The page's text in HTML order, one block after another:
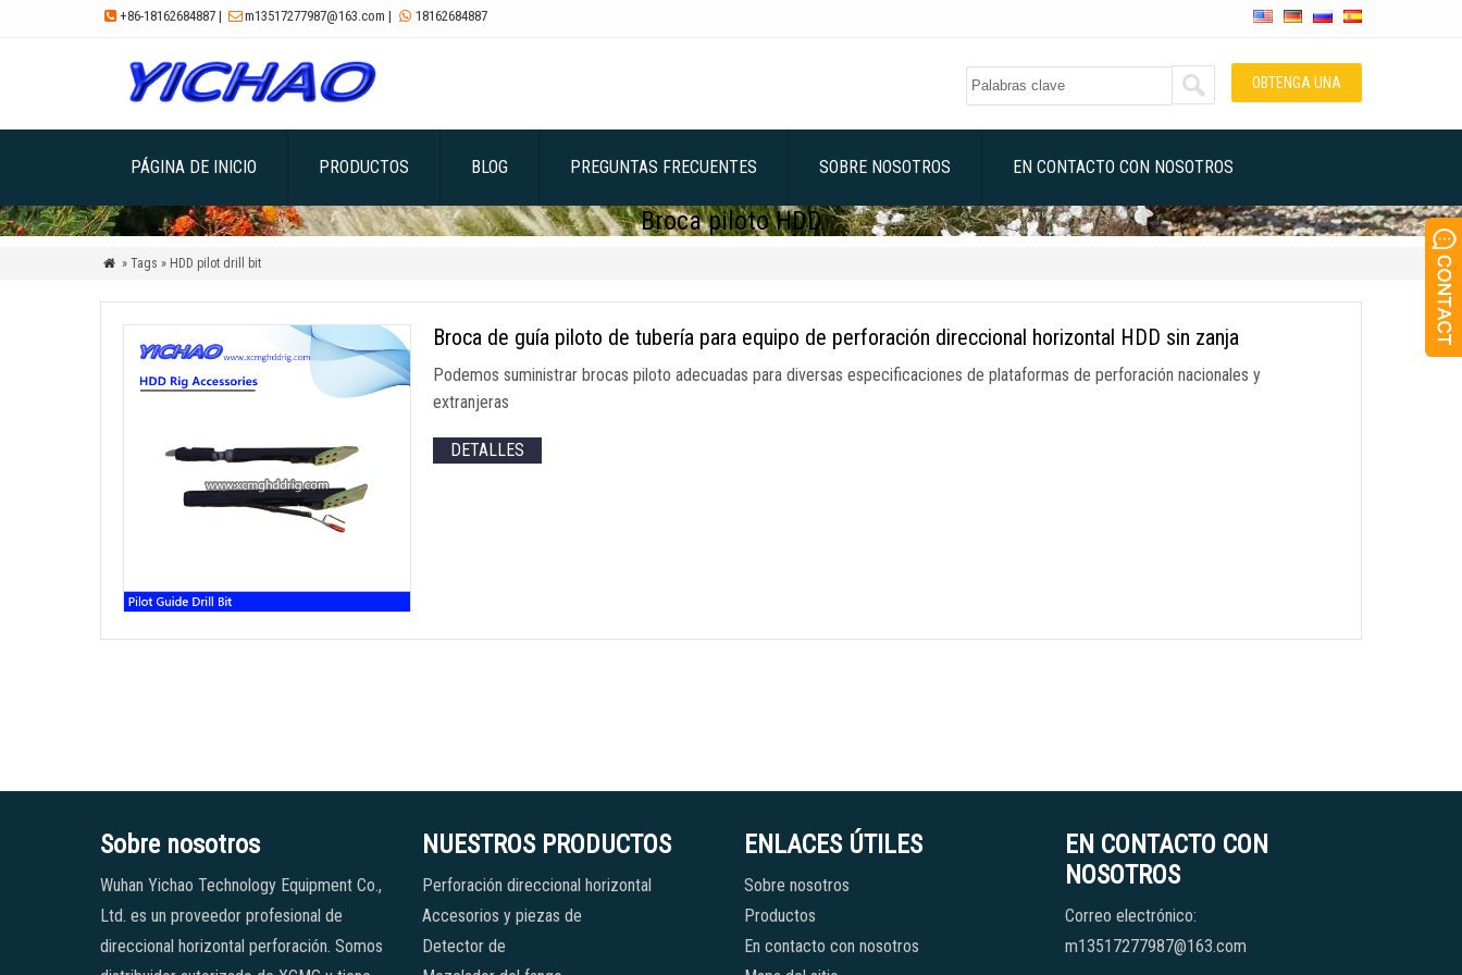
 +86-18162684887 | m13517277987@163.com |  18162684887
OBTENGA UNA
PÁGINA DE INICIO PRODUCTOS BLOG PREGUNTAS FRECUENTES SOBRE NOSOTROS EN CONTACTO CON NOSOTROS
Broca piloto HDD
 » Tags » HDD pilot drill bit
Broca de guía piloto de tubería para equipo de perforación direccional horizontal HDD sin zanja
Podemos suministrar brocas piloto adecuadas para diversas especificaciones de plataformas de perforación nacionales y
extranjeras
DETALLES
Sobre nosotros
Wuhan Yichao Technology Equipment Co.,
Ltd. es un proveedor profesional de
direccional horizontal perforación. Somos
NUESTROS PRODUCTOS
Perforación direccional horizontal
Accesorios y piezas de
Detector de
ENLACES ÚTILES
Sobre nosotros
Productos
En contacto con nosotros
EN CONTACTO CON
NOSOTROS
Correo electrónico:
m13517277987@163.com